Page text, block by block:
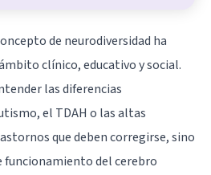
de neurodiversidad ha
clínico, educativo y social.
las diferencias
, el TDAH o las altas
que deben corregirse, sino
funcionamiento del cerebro